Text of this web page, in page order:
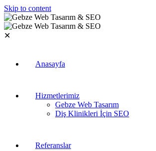
Skip to content
✕
Anasayfa
Hizmetlerimiz
Gebze Web Tasarım
Diş Klinikleri İçin SEO
Referanslar